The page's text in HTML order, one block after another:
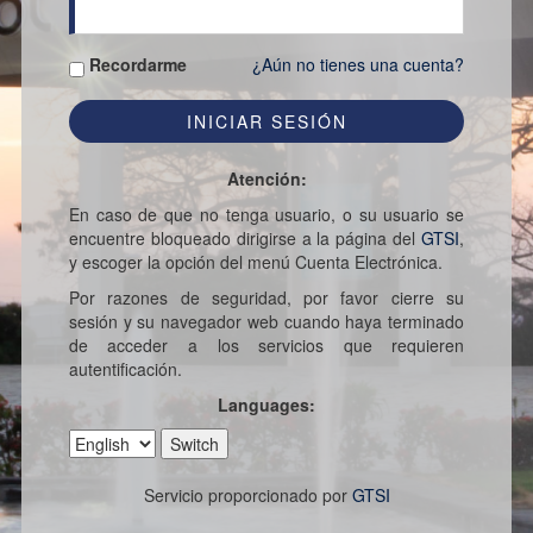
Recordarme ¿Aún no tienes una cuenta?
Atención:
En caso de que no tenga usuario, o su usuario se
encuentre bloqueado dirigirse a la página delGTSI,
y escoger la opción del menú Cuenta Electrónica.
Por razones de seguridad, por favor cierre su
sesión y su navegador web cuando haya terminado
de acceder a los servicios que requieren
autentificación.
Languages:
Servicio proporcionado por GTSI